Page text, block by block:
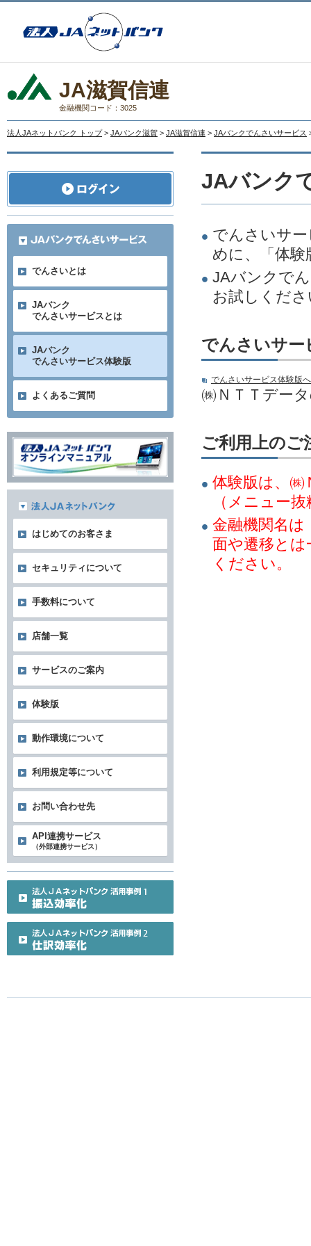
JA滋賀信連
金融機関コード：3025
法人JAネットバンク トップ > JAバンク滋賀 > JA滋賀信連 > JAバンクでんさいサービス
JAバンク
でんさいサ
めに、「体
JAバンクで
お試しくださ
でんさいサー
でんさいサービス体験版へ
㈱ＮＴＴデー
ご利用上のご
体験版は、㈱
（メニュー
金融機関名は
面や遷移と
ください。
でんさいとは
JAバンク
でんさいサービスとは
JAバンク
でんさいサービス体験版
よくあるご質問
はじめてのお客さま
セキュリティについて
手数料について
店舗一覧
サービスのご案内
体験版
動作環境について
利用規定等について
お問い合わせ先
API連携サービス
（外部連携サービス）